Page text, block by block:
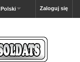
Zaloguj się
Polski